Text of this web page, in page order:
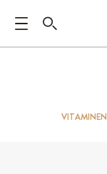
VITAMINEN